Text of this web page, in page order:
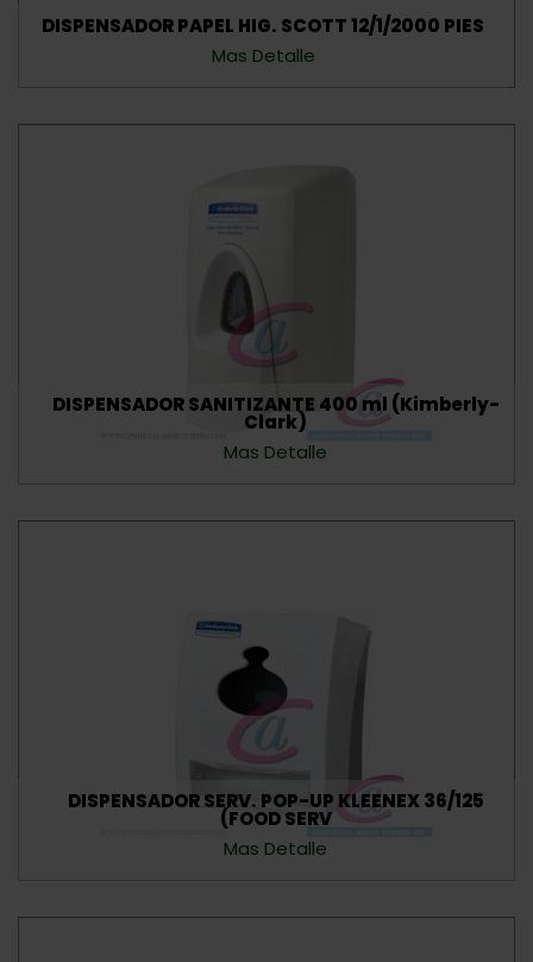
DISPENSADOR PAPEL HIG. SCOTT 12/1/2000 PIES
Mas Detalle
DISPENSADOR SANITIZANTE 400 ml (Kimberly-
Clark)
Mas Detalle
DISPENSADOR SERV. POP-UP KLEENEX 36/125
(FOOD SERV
Mas Detalle